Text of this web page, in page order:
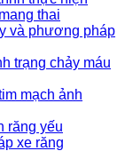
thai
và phương pháp
trạng chảy máu
mạch ảnh
răng yếu
xe răng